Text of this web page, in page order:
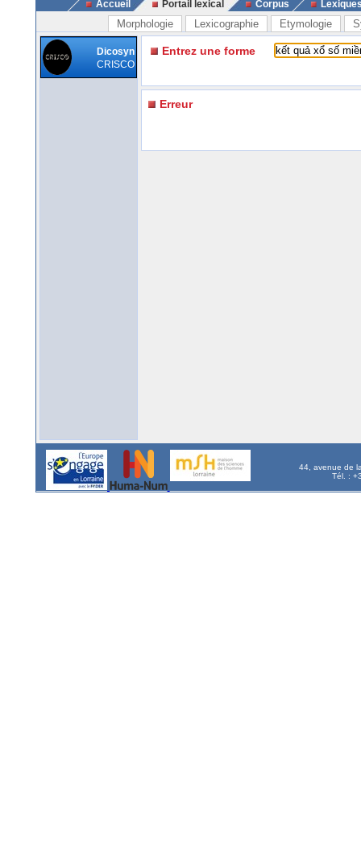
Accueil Portail lexical Corpus
Morphologie Lexicographie Etymologie
Dicosyn
CRISCO
Entrez une forme
Erreur
44, avenue de
Tél. :